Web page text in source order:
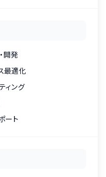
開発
最適化
ィング
ート